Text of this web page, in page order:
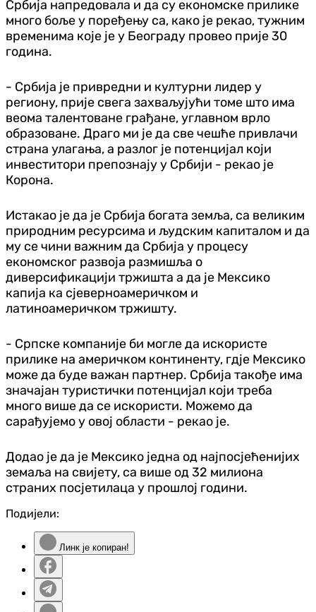
Србија напредовала и да су економске прилике
много боље у поређењу са, како је рекао, тужним
временима које је у Београду провео прије 30
година.
- Србија је привредни и културни лидер у
региону, прије свега захваљујући томе што има
веома талентоване грађане, углавном врло
образоване. Драго ми је да све чешће привлачи
страна улагања, а разлог је потенцијал који
инвеститори препознају у Србији - рекао је
Корона.
Истакао је да је Србија богата земља, са великим
природним ресурсима и људским капиталом и да
му се чини важним да Србија у процесу
економског развоја размишља о
диверсификацији тржишта а да је Мексико
капија ка сјеверноамеричком и
латиноамеричком тржишту.
- Српске компаније би могле да искористе
прилике на америчком континенту, гдје Мексико
може да буде важан партнер. Србија такође има
значајан туристички потенцијал који треба
много више да се искористи. Можемо да
сарађујемо у овој области - рекао је.
Додао је да је Мексико једна од најпосјећенијих
земаља на свијету, са више од 32 милиона
страних посјетилаца у прошлој години.
Подијели:
Линк је копиран!